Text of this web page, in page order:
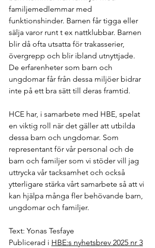
familjemedlemmar med
funktionshinder. Barnen får tigga eller
sälja varor runt t ex nattklubbar. Barnen
blir då ofta utsatta för trakasserier,
övergrepp och blir ibland utnyttjade.
De erfarenheter som barn och
ungdomar får från dessa miljöer bidrar
inte på ett bra sätt till deras framtid.
HCE har, i samarbete med HBE, spelat
en viktig roll när det gäller att utbilda
dessa barn och ungdomar. Som
representant för vår personal och de
barn och familjer som vi stöder vill jag
uttrycka vår tacksamhet och också
ytterligare stärka vårt samarbete så att vi
kan hjälpa många fler behövande barn,
ungdomar och familjer.
Text: Yonas Tesfaye
Publicerad i HBE:s nyhetsbrev 2025 nr 3